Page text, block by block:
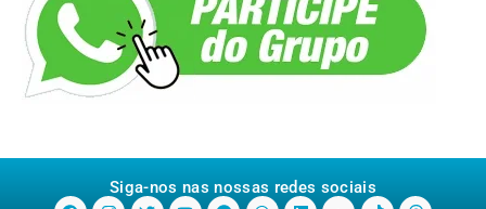
Siga-nos nas nossas redes sociais